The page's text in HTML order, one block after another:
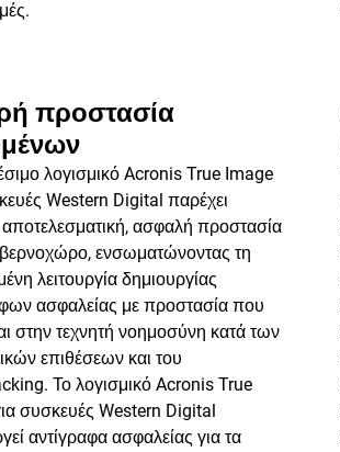
προστασία
λογισμικό Acronis True Image
Western Digital παρέχει
ασφαλή προστασία
ενσωματώνοντας τη
λειτουργία δημιουργίας
ασφαλείας με προστασία που
στην τεχνητή νοημοσύνη κατά των
επιθέσεων και του
Το λογισμικό Acronis True
συσκευές Western Digital
αντίγραφα ασφαλείας για τα